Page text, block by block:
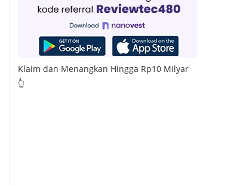
Klaim dan Menangkan Hingga Rp10 Milyar
👆